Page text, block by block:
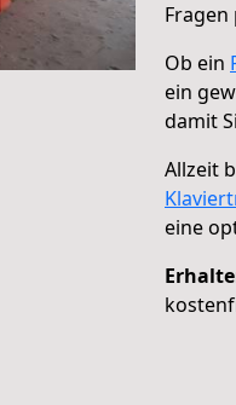
Fragen
Ob ein
ein
damit
Allzeit
eine